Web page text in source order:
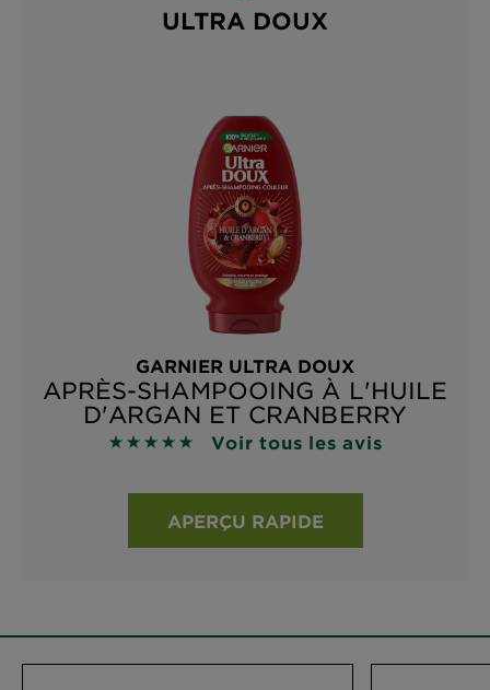
ULTRA DOUX
GARNIER ULTRA DOUX
APRÈS-SHAMPOOING À L'HUILE
D'ARGAN ET CRANBERRY
4.8929 sur 5 étoiles basé sur les avis
Voir tous les avis
APERÇU RAPIDE